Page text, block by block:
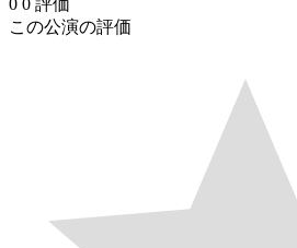
この公演の評価